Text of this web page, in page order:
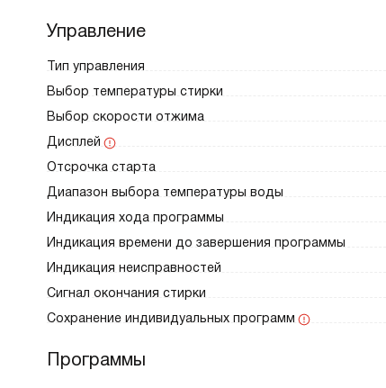
Управление
Тип управления
Выбор температуры стирки
Выбор скорости отжима
Дисплей
Отсрочка старта
Диапазон выбора температуры воды
Индикация хода программы
Индикация времени до завершения программы
Индикация неисправностей
Сигнал окончания стирки
Сохранение индивидуальных программ
Программы